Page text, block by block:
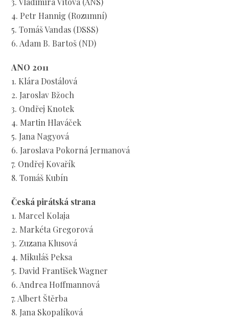
4. Petr Hannig (Rozumní)
5. Tomáš Vandas (DSSS)
6. Adam B. Bartoš (ND)
ANO 2011
1. Klára Dostálová
2. Jaroslav Bžoch
3. Ondřej Knotek
4. Martin Hlaváček
5. Jana Nagyová
6. Jaroslava Pokorná Jermanová
7. Ondřej Kovařík
8. Tomáš Kubín
Česká pirátská strana
1. Marcel Kolaja
2. Markéta Gregorová
3. Zuzana Klusová
4. Mikuláš Peksa
5. David František Wagner
6. Andrea Hoffmannová
7. Albert Štěrba
8. Jana Skopalíková